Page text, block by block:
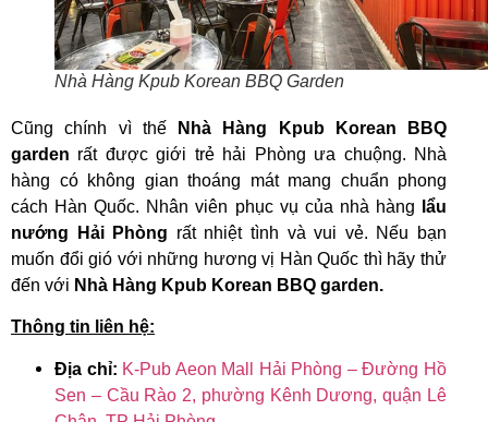
Nhà Hàng Kpub Korean BBQ Garden
Cũng chính vì thế
Nhà Hàng Kpub Korean BBQ
garden rất được giới trẻ hải Phòng ưa chuộng. Nhà
hàng có không gian thoáng mát mang chuẩn phong
cách Hàn Quốc. Nhân viên phục vụ của nhà hàng
lẩu
nướng Hải Phòng rất nhiệt tình và vui vẻ. Nếu bạn
muốn đổi gió với những hương vị Hàn Quốc thì hãy thử
đến với Nhà Hàng Kpub Korean BBQ garden.
Thông tin liên hệ:
Địa chỉ: K-Pub Aeon Mall Hải Phòng – Đường Hồ
Sen – Cầu Rào 2, phường Kênh Dương, quận Lê